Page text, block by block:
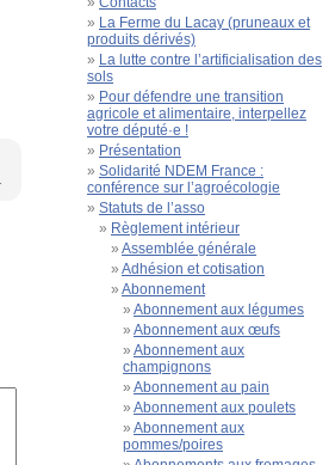
La Ferme du Lacay (pruneaux et
produits dérivés)
La lutte contre l’artificialisation des
sols
Pour défendre une transition
agricole et alimentaire, interpellez
votre député·e !
Présentation
Solidarité NDEM France :
conférence sur l’agroécologie
Statuts de l’asso
Règlement intérieur
Assemblée générale
Adhésion et cotisation
Abonnement
Abonnement aux légumes
Abonnement aux œufs
Abonnement aux
champignons
Abonnement au pain
Abonnement aux poulets
Abonnement aux
pommes/poires